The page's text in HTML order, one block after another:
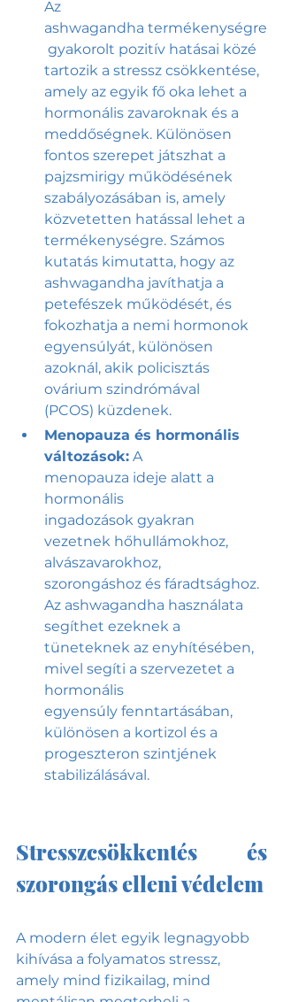
Az
ashwagandha termékenységre
gyakorolt pozitív hatásai közé
tartozik a stressz csökkentése,
amely az egyik fő oka lehet a
hormonális zavaroknak és a
meddőségnek. Különösen
fontos szerepet játszhat a
pajzsmirigy működésének
szabályozásában is, amely
közvetetten hatással lehet a
termékenységre. Számos
kutatás kimutatta, hogy az
ashwagandha javíthatja a
petefészek működését, és
fokozhatja a nemi hormonok
egyensúlyát, különösen
azoknál, akik policisztás
ovárium szindrómával
(PCOS) küzdenek.
Menopauza és hormonális
változások: A
menopauza ideje alatt a
hormonális
ingadozások gyakran
vezetnek hőhullámokhoz,
alvászavarokhoz,
szorongáshoz és fáradtsághoz.
Az ashwagandha használata
segíthet ezeknek a
tüneteknek az enyhítésében,
mivel segíti a szervezetet a
hormonális
egyensúly fenntartásában,
különösen a kortizol és a
progeszteron szintjének
stabilizálásával.
Stresszcsökkentés és
szorongás elleni védelem
A modern élet egyik legnagyobb
kihívása a folyamatos stressz,
amely mind fizikailag, mind